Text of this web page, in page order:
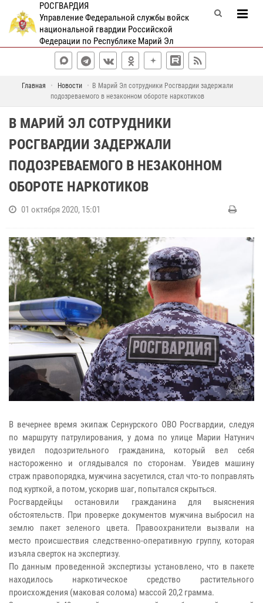
РОСГВАРДИЯ
Управление Федеральной службы войск
национальной гвардии Российской
Федерации по Республике Марий Эл
Главная Новости
В Марий Эл сотрудники Росгвардии задержали
подозреваемого в незаконном обороте наркотиков
В МАРИЙ ЭЛ СОТРУДНИКИ
РОСГВАРДИИ ЗАДЕРЖАЛИ
ПОДОЗРЕВАЕМОГО В НЕЗАКОННОМ
ОБОРОТЕ НАРКОТИКОВ
01 октября 2020, 15:01
В вечернее время экипаж Сернурского ОВО Росгвардии, следуя
по маршруту патрулирования, у дома по улице Марии Натунич
увидел подозрительного гражданина, который вел себя
настороженно и оглядывался по сторонам. Увидев машину
страж правопорядка, мужчина засуетился, стал что-то поправлять
под курткой, а потом, ускорив шаг, попытался скрыться.
Росгвардейцы остановили гражданина для выяснения
обстоятельств. При проверке документов мужчина выбросил на
землю пакет зеленого цвета. Правоохранители вызвали на
место происшествия следственно-оперативную группу, которая
изъяла сверток на экспертизу.
По данным проведенной экспертизы установлено, что в пакете
находилось наркотическое средство растительного
происхождения (маковая солома) массой 20,2 грамма.